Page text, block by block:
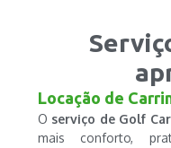
Locação de
O serviço de Golf
mais conforto,